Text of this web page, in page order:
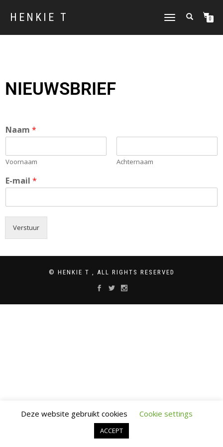
HENKIE T
TOGGLE
0
NIEUWSBRIEF
Naam *
Voornaam Achternaam
E-mail *
Verstuur
© HENKIE T , ALL RIGHTS RESERVED
Deze website gebruikt cookies Cookie settings
ACCEPT